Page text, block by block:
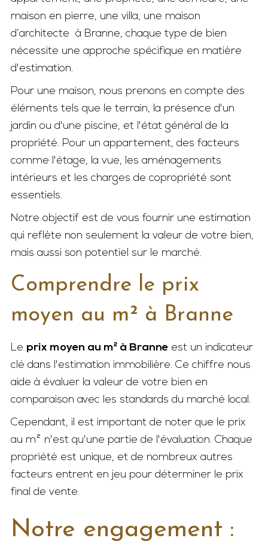
maison en pierre, une villa, une maison
d’architecte à Branne, chaque type de bien
nécessite une approche spécifique en matière
d'estimation.
Pour une maison, nous prenons en compte des
éléments tels que le terrain, la présence d'un
jardin ou d'une piscine, et l'état général de la
propriété. Pour un appartement, des facteurs
comme l'étage, la vue, les aménagements
intérieurs et les charges de copropriété sont
essentiels.
Notre objectif est de vous fournir une estimation
qui reflète non seulement la valeur de votre bien,
mais aussi son potentiel sur le marché.
Comprendre le prix
moyen au m² à Branne
Le prix moyen au m² à Branne est un indicateur
clé dans l'estimation immobilière. Ce chiffre nous
aide à évaluer la valeur de votre bien en
comparaison avec les standards du marché local.
Cependant, il est important de noter que le prix
au m² n'est qu'une partie de l'évaluation. Chaque
propriété est unique, et de nombreux autres
facteurs entrent en jeu pour déterminer le prix
final de vente.
Notre engagement :